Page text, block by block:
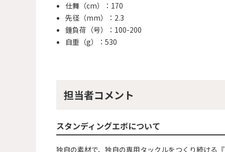
仕舞（cm）：170
先径（mm）：2.3
錘負荷（号）：100-200
自重（g）：530
担当者コメント
スタンディングエボについて
独自の素材で、独自の専用タックルをつくり続ける『